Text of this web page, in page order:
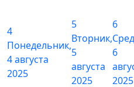
4
Понедельник,
4 августа
2025
5
Вторник,
5
августа
2025
6
6
2025